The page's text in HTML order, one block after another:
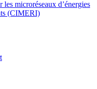
microréseaux d’énergies
(CIMERI)